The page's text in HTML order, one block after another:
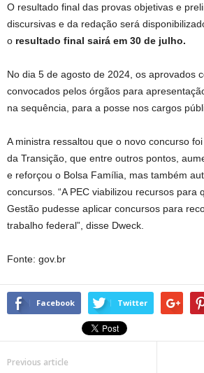
O resultado final das provas objetivas e
discursivas e da redação será
o resultado final sairá em 30 de julho.
No dia 5 de agosto de 2024, os aprovados
convocados pelos órgãos para
na sequência, para a posse nos cargos
A ministra ressaltou que o novo concurso
da Transição, que entre outros pontos,
e reforçou o Bolsa Família, mas também
concursos. “A PEC viabilizou recursos para
Gestão pudesse aplicar concursos para
trabalho federal”, disse Dweck.
Fonte: gov.br
Facebook Twitter
Previous article